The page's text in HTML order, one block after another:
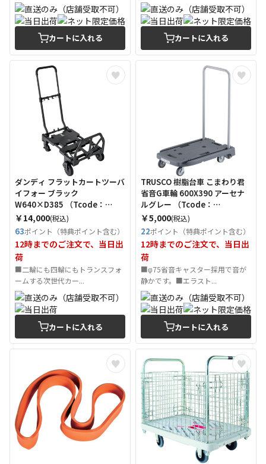
カートに入れる カートに入れる
ダンディ フラットカートツーバ
イフォー ブラック
W640×D385 （Tcode：
3552126）
￥14,000(税込)
63ポイント（特典ポイント含む）
12時までのご注文で、当日出
荷
■二輪にも四輪にもトランスフォ
ームする次世代カー...
カートに入れる
TRUSCO 樹脂台車 こまわり君
省音G車輪 600X390 アーセナ
ルグレー （Tcode：
3366635）
￥5,000(税込)
22ポイント（特典ポイント含む）
12時までのご注文で、当日出
荷
■φ75省音キャスター採用で音が
静かです。■エラスト...
カートに入れる